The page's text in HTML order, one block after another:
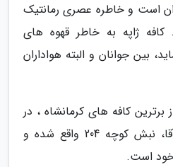
است و خاطره عصری رمانتیک
کافه ژاپه به خاطر قهوه های
بین جوانان و البته هواداران
برترین کافه های کرمانشاه ، در
سی متری اول، بلوار آل آقا، نبش کوچه 204 واقع شده و
خود است.